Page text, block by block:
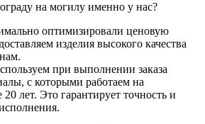
на могилу именно у нас?
оптимизировали ценовую
изделия высокого качества
при выполнении заказа
с которыми работаем на
лет. Это гарантирует точность и